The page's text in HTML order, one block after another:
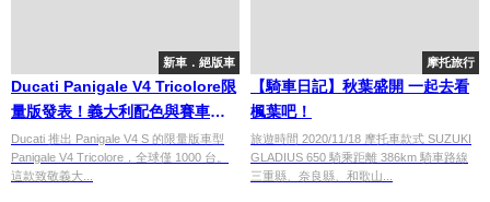
新車．絕版車
Ducati Panigale V4 Tricolore限
量版發表！義大利配色與賽車級
配備限定千台
Ducati 推出 Panigale V4 S 的限量版車型
Panigale V4 Tricolore，全球僅 1000 台。
這款致敬義大...
摩托旅行
【騎車日記】秋葉盛開 一起去看
楓葉吧！
旅遊時間 2020/11/18 摩托車款式 SUZUKI
GLADIUS 650 騎乘距離 386km 騎車路線
三重縣、奈良縣、和歌山...